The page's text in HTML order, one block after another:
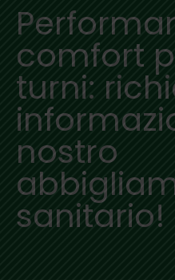
comfort
turni:
nostro
sanitario!